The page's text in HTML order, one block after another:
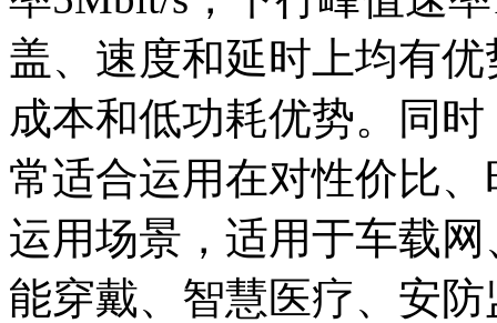
盖、速度和延时上均有
成本和低功耗优势。同
常适合运用在对性价比
运用场景，适用于车载
能穿戴、智慧医疗、安